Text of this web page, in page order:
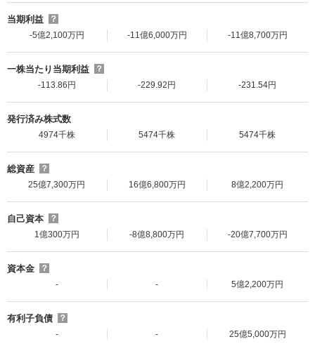
当期利益
？
-5億2,100万円
-11億6,000万円 -11億8,700万円
一株当たり当期利益
？
-113.86円
-229.92円 -231.54円
発行済み株式数
4974千株 5474千株 5474千株
総資産
？
25億7,300万円
16億6,800万円 8億2,200万円
自己資本
？
1億300万円
-8億8,800万円 -20億7,700万円
資本金
？
-
- 5億2,200万円
有利子負債
？
-
- 25億5,000万円